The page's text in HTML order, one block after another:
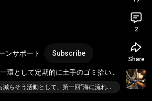
ンサポート Subscribe
環として定期的に土手のゴミ拾いを
ミを減らす目的で行っています。＃
ミ拾い ＃江戸川クリーンサポート
海洋ゴミを少しでも減らそう活動として、第一回”海に流れそうな土手のゴミ拾い”を行いました。アドバイス等ありましたらコメント欄までお願いします。 ＃海洋ゴミ減らそう ＃ゴミ拾い＃江戸川クリーンサポート
2
Share